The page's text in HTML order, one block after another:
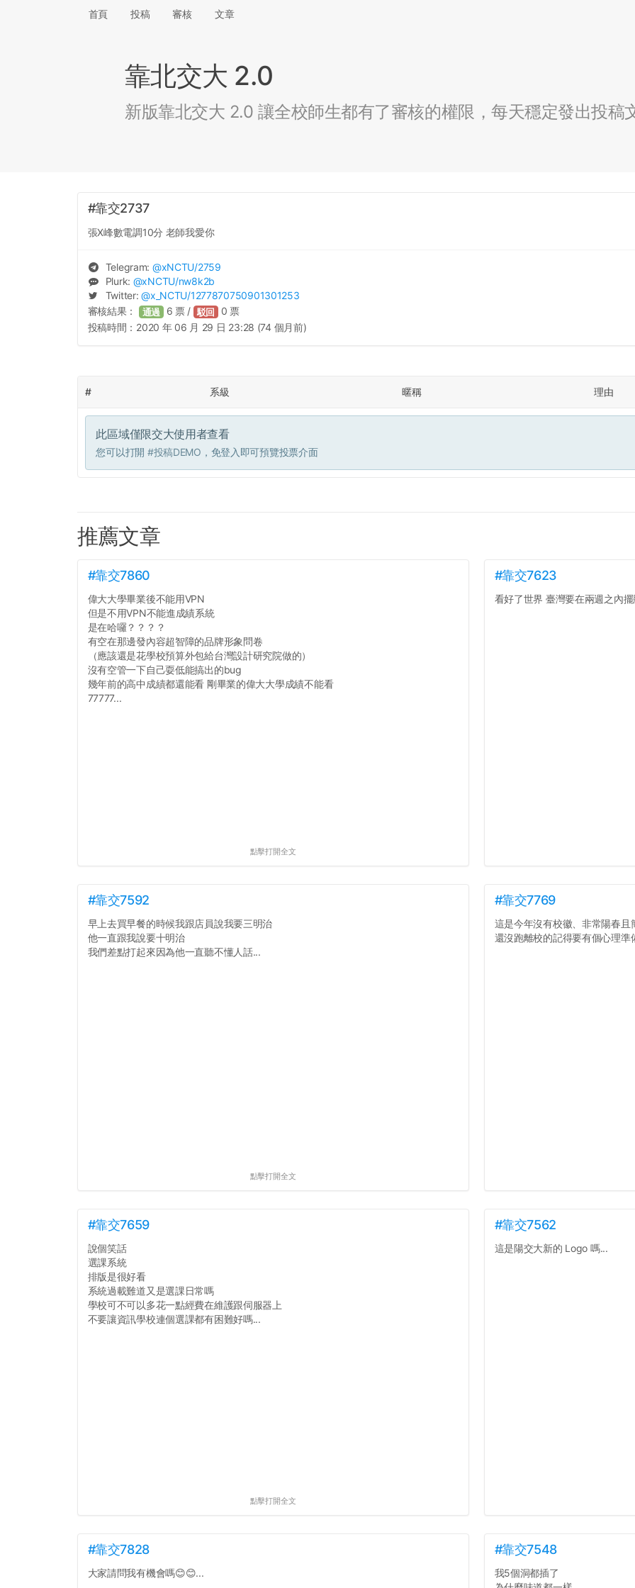
首頁 投稿 審核 文章
靠北交大 2.0
新版靠北交大 2.0 讓全校師生都有了審核的權限，每天穩定發出投稿
#靠交2737
張X峰數電調10分 老師我愛你
Telegram: @xNCTU/2759
Plurk: @xNCTU/nw8k2b
Twitter:@x_NCTU/1277870750901301253
審核結果： 通過 6 票 / 駁回 0 票
投稿時間： 2020 年 06 月 29 日 23:28 (74 個月前)
# 系級 暱稱 理由
此區域僅限交大使用者查看
您可以打開 #投稿DEMO ，免登入即可預覽投票介面
推薦文章
#靠交7860
偉大大學畢業後不能用VPN
但是不用VPN不能進成績系統
是在哈囉？？？？
有空在那邊發內容超智障的品牌形象問卷
（應該還是花學校預算外包給台灣設計研究院做的）
沒有空管一下自己耍低能搞出的bug
幾年前的高中成績都還能看 剛畢業的偉大大學成績不能看
77777...
點擊打開全文
#靠交7623
看好了世界 臺灣要在兩週之內
#靠交7592
早上去買早餐的時候我跟店員說我要三明治
他一直跟我說要十明治
我們差點打起來因為他一直聽不懂人話...
點擊打開全文
#靠交7769
這是今年沒有校徽、非常陽春且
還沒跑離校的記得要有個心理準
#靠交7659
說個笑話
選課系統
排版是很好看
系統過載難道又是選課日常嗎
學校可不可以多花一點經費在維護跟伺服器上
不要讓資訊學校連個選課都有困難好嗎...
點擊打開全文
#靠交7562
這是陽交大新的 Logo 嗎...
#靠交7828
大家請問我有機會嗎😊😊...
#靠交7548
我5個洞都插了